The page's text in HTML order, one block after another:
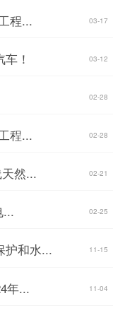
程... 03-17
！ 03-12
02-28
程... 02-28
然... 02-21
... 02-25
护和水... 11-15
年... 11-04